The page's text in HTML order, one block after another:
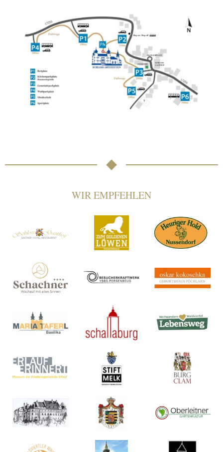
WIR EMPFEHLEN